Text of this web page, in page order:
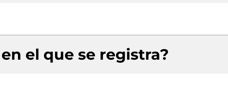
el que se registra?